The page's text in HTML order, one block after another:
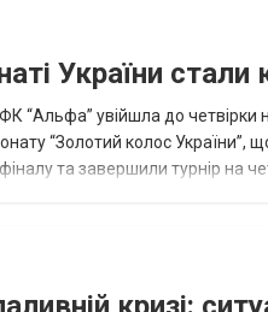
України
“Альфа” увійшла до четвірки
“Золотий колос
та завершили турнір на